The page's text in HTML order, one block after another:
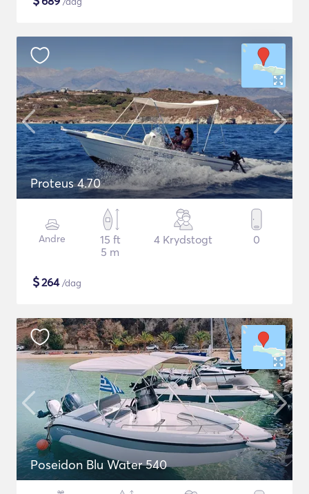
Proteus 4.70
Andre
15 ft
5 m
4 Krydstogt 0
$264/dag
Poseidon Blu Water 540